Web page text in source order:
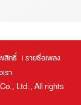
สิทธิ์
รายชื่อเพลง
รา
Ltd., All rights